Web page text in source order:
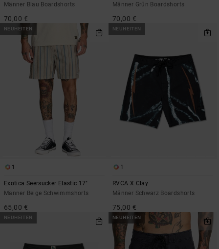
Männer Blau Boardshorts
70,00 €
Männer Grün Boardshorts
70,00 €
NEUHEITEN
1
Exotica Seersucker Elastic 17"
Männer Beige Schwimmshorts
65,00 €
NEUHEITEN
1
RVCA X Clay
Männer Schwarz Boardshorts
75,00 €
NEUHEITEN NEUHEITEN